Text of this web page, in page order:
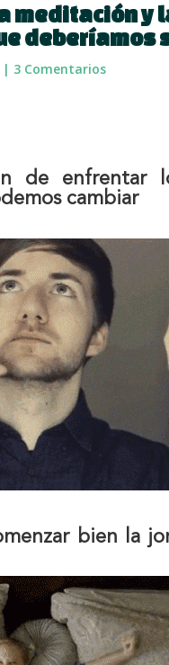
meditación y
deberíamos
| 3 Comentarios
de enfrentar
cambiar
bien la